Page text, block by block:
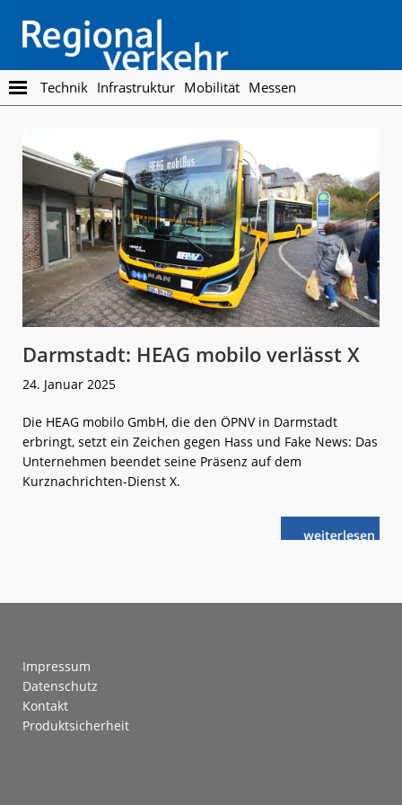
main
content
footer
Regionalverkehr
Die
Fachzeitschrift
Öffentlichen
Personennahverkehr
Technik Infrastruktur Mobilität Messen
Darmstadt: HEAG mobilo verlässt X
24. Januar 2025
Die HEAG mobilo GmbH, die den ÖPNV in Darmstadt
erbringt, setzt ein Zeichen gegen Hass und Fake News: Das
Unternehmen beendet seine Präsenz auf dem
Kurznachrichten-Dienst X.
weiterlese
nDarmstadt:
Impressum
Datenschutz
Kontakt
Produktsicherheit